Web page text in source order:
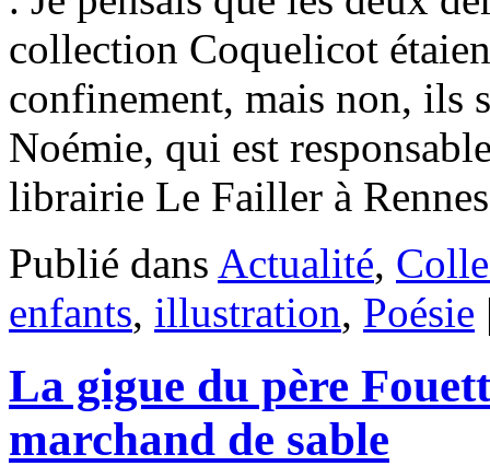
collection Coquelicot
confinement, mais non, ils
Noémie, qui est
librairie Le Failler à
Publié dans Actualité,
enfants, illustration, Poésie
La gigue du père
marchand de sable